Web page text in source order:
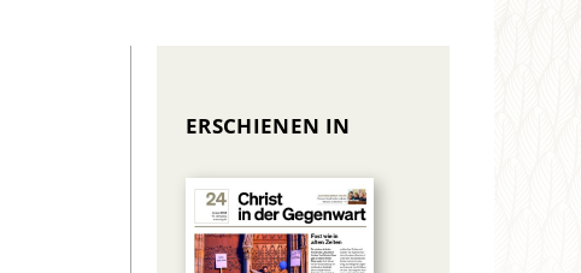
ERSCHIENEN IN